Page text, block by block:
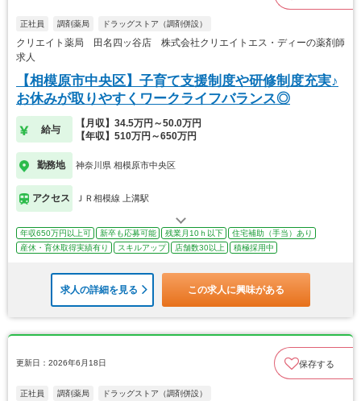
正社員 調剤薬局 ドラッグストア（調剤併設）
クリエイト薬局 田名四ッ谷店 株式会社クリエイトエス・ディーの薬剤師
求人
【相模原市中央区】子育て支援制度や研修制度充実♪
お休みが取りやすくワークライフバランス◎
給与
【月収】34.5万円～50.0万円
【年収】510万円～650万円
勤務地 神奈川県 相模原市中央区
アクセス ＪＲ相模線 上溝駅
年収650万円以上可 新卒も応募可能 残業月10ｈ以下
住宅補助（手当）あり
産休・育休取得実績有り
スキルアップ 店舗数30以上 積極採用中
求人の詳細を見る この求人に興味がある
更新日：2026年6月18日 保存する
正社員 調剤薬局 ドラッグストア（調剤併設）